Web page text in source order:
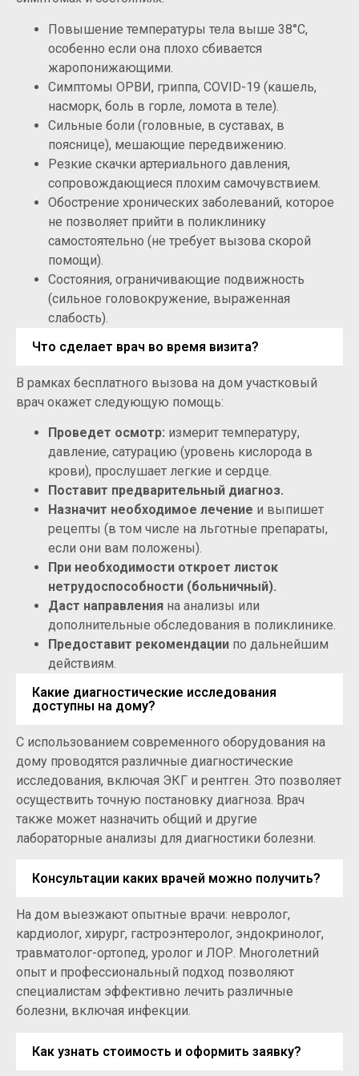
Повышение температуры тела выше 38°C,
особенно если она плохо сбивается
жаропонижающими.
Симптомы ОРВИ, гриппа, COVID-19 (кашель,
насморк, боль в горле, ломота в теле).
Сильные боли (головные, в суставах, в
пояснице), мешающие передвижению.
Резкие скачки артериального давления,
сопровождающиеся плохим самочувствием.
Обострение хронических заболеваний, которое
не позволяет прийти в поликлинику
самостоятельно (не требует вызова скорой
помощи).
Состояния, ограничивающие подвижность
(сильное головокружение, выраженная
слабость).
Что сделает врач во время визита?
В рамках бесплатного вызова на дом участковый
врач окажет следующую помощь:
Проведет осмотр: измерит температуру,
давление, сатурацию (уровень кислорода в
крови), прослушает легкие и сердце.
Поставит предварительный диагноз.
Назначит необходимое лечение и выпишет
рецепты (в том числе на льготные препараты,
если они вам положены).
При необходимости откроет листок
нетрудоспособности (больничный).
Даст направления на анализы или
дополнительные обследования в поликлинике.
Предоставит рекомендации по дальнейшим
действиям.
Какие диагностические исследования
доступны на дому?
С использованием современного оборудования на
дому проводятся различные диагностические
исследования, включая ЭКГ и рентген. Это позволяет
осуществить точную постановку диагноза. Врач
также может назначить общий и другие
лабораторные анализы для диагностики болезни.
Консультации каких врачей можно получить?
На дом выезжают опытные врачи: невролог,
кардиолог, хирург, гастроэнтеролог, эндокринолог,
травматолог-ортопед, уролог и ЛОР. Многолетний
опыт и профессиональный подход позволяют
специалистам эффективно лечить различные
болезни, включая инфекции.
Как узнать стоимость и оформить заявку?